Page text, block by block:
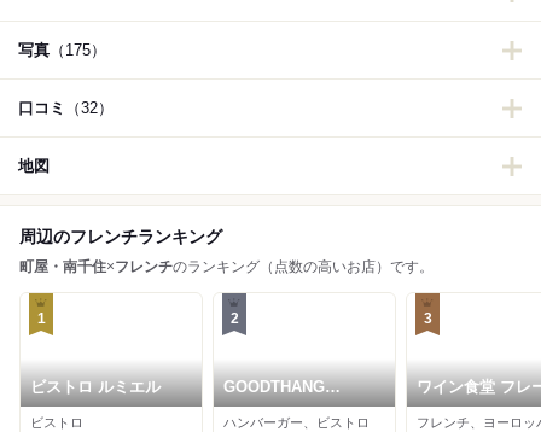
写真 （175）
口コミ （32）
地図
周辺のフレンチランキング
町屋・南千住×フレンチのランキング（点数の高いお店）です。
1
ビストロ ルミエル
ビストロ
2
GOODTHANG
TOKYO
ハンバーガー、ビストロ
3
ワイン食堂 フレ